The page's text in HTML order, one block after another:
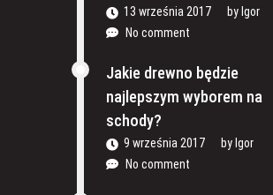
13 września 2017 by Igor
No comment
Jakie drewno będzie
najlepszym wyborem na
schody?
9 września 2017 by Igor
No comment